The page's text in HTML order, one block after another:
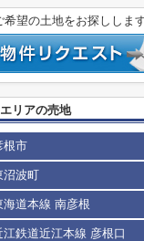
望の土地をお探ししま
リアの売地
根市
沼波町
海道本線 南彦根
江鉄道近江本線 彦根口